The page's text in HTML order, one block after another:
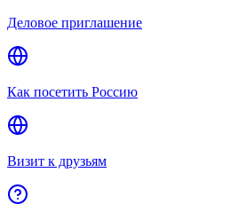
Деловое приглашение
Как посетить Россию
Визит к друзьям